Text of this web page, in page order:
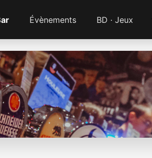
Évènements BD · Jeux